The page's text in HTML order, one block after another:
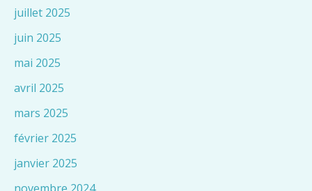
juillet 2025
juin 2025
mai 2025
avril 2025
mars 2025
février 2025
janvier 2025